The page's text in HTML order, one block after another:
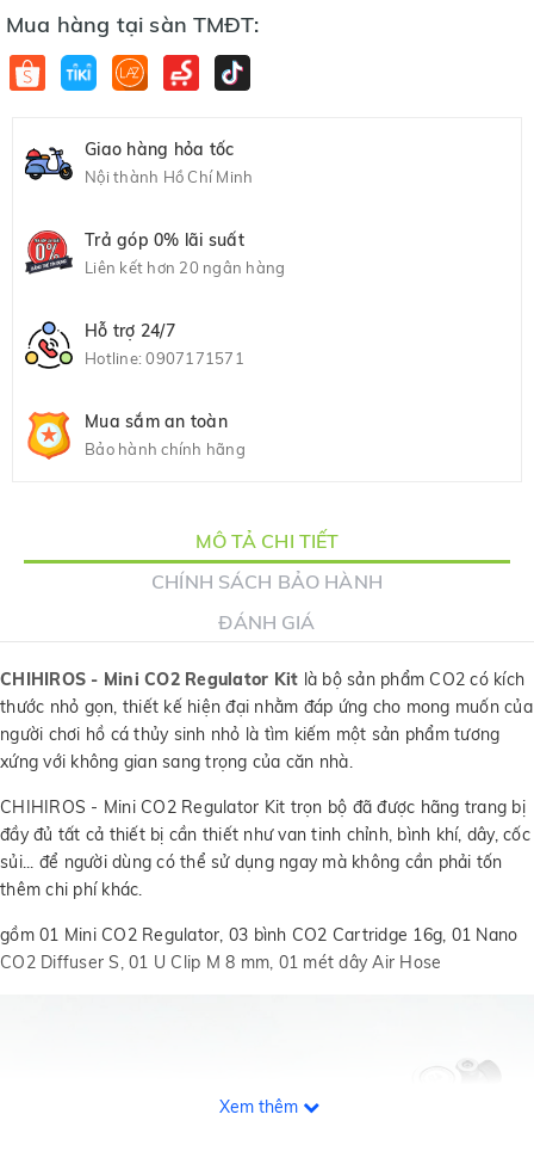
Mua hàng tại sàn TMĐT:
Giao hàng hỏa tốc
Nội thành Hồ Chí Minh
Trả góp 0% lãi suất
Liên kết hơn 20 ngân hàng
Hỗ trợ 24/7
Hotline:0907171571
Mua sắm an toàn
Bảo hành chính hãng
MÔ TẢ CHI TIẾT
CHÍNH SÁCH BẢO HÀNH
ĐÁNH GIÁ
CHIHIROS - Mini CO2 Regulator Kit là bộ sản phẩm CO2 có kích
thước nhỏ gọn, thiết kế hiện đại nhằm đáp ứng cho mong muốn của
người chơi hồ cá thủy sinh nhỏ là tìm kiếm một sản phẩm tương
xứng với không gian sang trọng của căn nhà.
CHIHIROS - Mini CO2 Regulator Kit trọn bộ đã được hãng trang bị
đầy đủ tất cả thiết bị cần thiết như van tinh chỉnh, bình khí, dây, cốc
sủi... để người dùng có thể sử dụng ngay mà không cần phải tốn
thêm chi phí khác.
gồm 01 Mini CO2 Regulator, 03 bình CO2 Cartridge 16g, 01 Nano
CO2 Diffuser S, 01 U Clip M 8 mm, 01 mét dây Air Hose
Xem thêm